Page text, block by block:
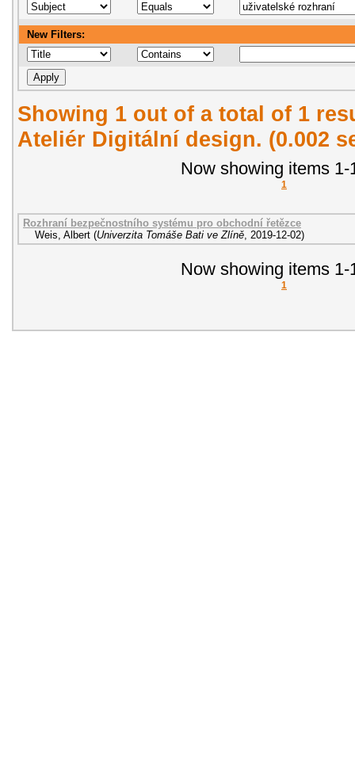
New Filters:
Showing 1 out of a total of 1
Ateliér Digitální design. (0.002
Now showing items 1-
1
Rozhraní bezpečnostního systému pro obchodní řetězce
Weis, Albert (Univerzita Tomáše Bati ve Zlíně, 2019-12-02)
Now showing items 1-
1